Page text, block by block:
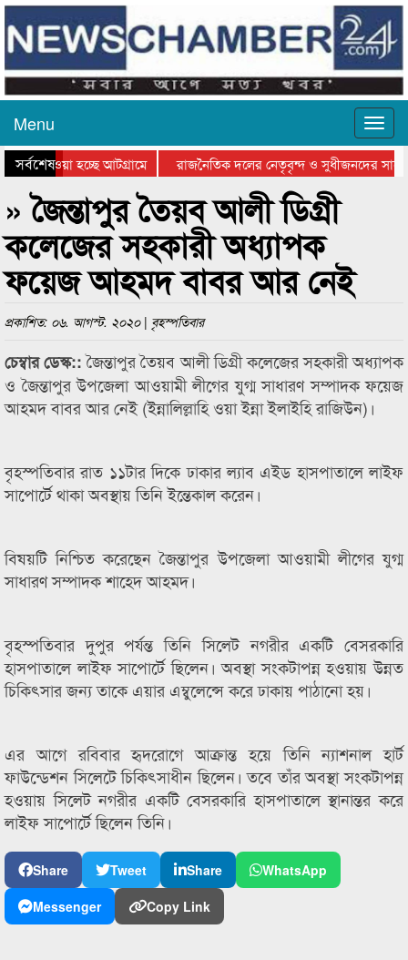
Menu
সর্বশেষ
যাওয়া হচ্ছে আটগ্রামে
রাজনৈতিক দলের নেতৃবৃন্দ ও সুধীজনদের সাথে
পুরস্কার বিতরণ সম্পন্ন
সিলেটে বাংলাদেশ গ্রুপ থিয়েটার
» জৈন্তাপুর তৈয়ব আলী ডিগ্রী
কলেজের সহকারী অধ্যাপক
ফয়েজ আহমদ বাবর আর নেই
প্রকাশিত: ০৬. আগস্ট. ২০২০ | বৃহস্পতিবার
চেম্বার ডেস্ক::জৈন্তাপুর তৈয়ব আলী ডিগ্রী কলেজের সহকারী অধ্যাপক
ও জৈন্তাপুর উপজেলা আওয়ামী লীগের যুগ্ম সাধারণ সম্পাদক ফয়েজ
আহমদ বাবর আর নেই (ইন্নালিল্লাহি ওয়া ইন্না ইলাইহি রাজিউন)।
বৃহস্পতিবার রাত ১১টার দিকে ঢাকার ল্যাব এইড হাসপাতালে লাইফ
সাপোর্টে থাকা অবস্থায় তিনি ইন্তেকাল করেন।
বিষয়টি নিশ্চিত করেছেন জৈন্তাপুর উপজেলা আওয়ামী লীগের যুগ্ম
সাধারণ সম্পাদক শাহেদ আহমদ।
বৃহস্পতিবার দুপুর পর্যন্ত তিনি সিলেট নগরীর একটি বেসরকারি
হাসপাতালে লাইফ সাপোর্টে ছিলেন। অবস্থা সংকটাপন্ন হওয়ায় উন্নত
চিকিৎসার জন্য তাকে এয়ার এম্বুলেন্সে করে ঢাকায় পাঠানো হয়।
এর আগে রবিবার হৃদরোগে আক্রান্ত হয়ে তিনি ন্যাশনাল হার্ট
ফাউন্ডেশন সিলেটে চিকিৎসাধীন ছিলেন। তবে তাঁর অবস্থা সংকটাপন্ন
হওয়ায় সিলেট নগরীর একটি বেসরকারি হাসপাতালে স্থানান্তর করে
লাইফ সাপোর্টে ছিলেন তিনি।
Share Tweet Share
WhatsApp
Messenger
Copy Link